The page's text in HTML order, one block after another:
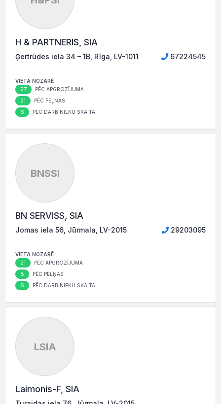
H & PARTNERIS, SIA
Ģertrūdes iela 34 – 1B, Rīga, LV-1011 67224545
VIETA NOZARĒ
27 PĒC APGROZĪJUMA
21 PĒC PEĻŅAS
6 PĒC DARBINIEKU SKAITA
BNSSI
BN SERVISS, SIA
Jomas iela 56, Jūrmala, LV-2015 29203095
VIETA NOZARĒ
21 PĒC APGROZĪJUMA
8 PĒC PEĻŅAS
6 PĒC DARBINIEKU SKAITA
LSIA
Laimonis-F, SIA